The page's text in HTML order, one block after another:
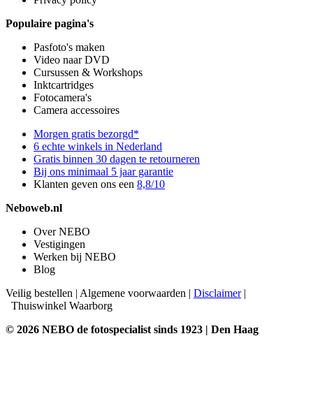
Populaire pagina's
Pasfoto's maken
Video naar DVD
Cursussen & Workshops
Inktcartridges
Fotocamera's
Camera accessoires
Morgen gratis bezorgd*
6 echte winkels in Nederland
Gratis binnen 30 dagen te retourneren
Bij ons minimaal 5 jaar garantie
Klanten geven ons een 8,8/10
Neboweb.nl
Over NEBO
Vestigingen
Werken bij NEBO
Blog
Veilig bestellen | Algemene voorwaarden | Disclaimer|
Thuiswinkel Waarborg
© 2026 NEBO de fotospecialist sinds 1923 | Den Haag